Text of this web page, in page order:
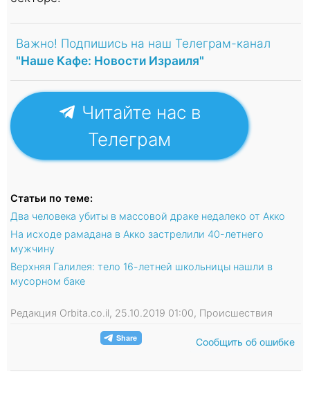
Важно! Подпишись на наш Телеграм-канал
"Наше Кафе: Новости Израиля"
Читайте нас в
Телеграм
Статьи по теме:
Два человека убиты в массовой драке недалеко от Акко
На исходе рамадана в Акко застрелили 40-летнего
мужчину
Верхняя Галилея: тело 16-летней школьницы нашли в
мусорном баке
Редакция Orbita.co.il, 25.10.2019 01:00, Происшествия
Сообщить об ошибке